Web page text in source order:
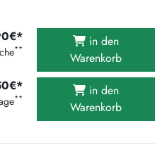
**
in den
Warenkorb
**
in den
Warenkorb